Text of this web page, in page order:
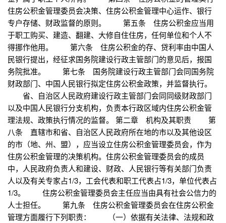
住房公积金管理委员会决策、住房公积金管理中心运作、银行
专户存储、财政监督的原则。 第五条 住房公积金应当用
于职工购买、建造、翻建、大修自住住房，任何单位和个人不
得挪作他用。 第六条 住房公积金的存、贷利率由中国人
民银行提出，经征求国务院建设行政主管部门的意见后，报国
务院批准。 第七条 国务院建设行政主管部门会同国务院
财政部门、中国人民银行拟定住房公积金政策，并监督执行。
省、自治区人民政府建设行政主管部门会同同级财政部门
以及中国人民银行分支机构，负责本行政区域内住房公积金管
理法规、政策执行情况的监督。 第二章 机构及其职责 第
八条 直辖市和省、自治区人民政府所在地的市以及其他设区
的市（地、州、盟），应当设立住房公积金管理委员会，作为
住房公积金管理的决策机构。住房公积金管理委员会的成员
中，人民政府负责人和建设、财政、人民银行等有关部门负责
人以及有关专家占1/3，工会代表和职工代表占1/3，单位代表占
1/3。 住房公积金管理委员会主任应当由具有社会公信力的
人士担任。 第九条 住房公积金管理委员会在住房公积金
管理方面履行下列职责： （一）依据有关法律、法规和政